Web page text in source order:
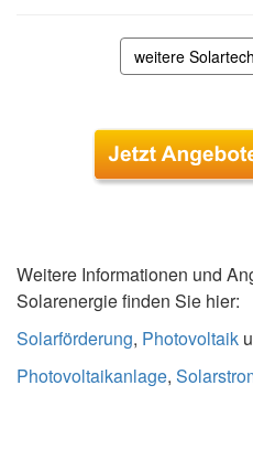
weitere
Weitere Informationen und
Solarenergie finden Sie hier:
Solarförderung, Photovoltaik
Photovoltaikanlage,